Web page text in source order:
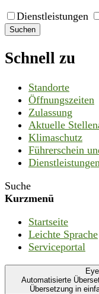
Dienstleistungen
Suchen
Schnell zu
Standorte
Öffnungszeiten
Zulassung
Aktuelle
Klimaschutz
Führerschein
Suche
Kurzmenü
Startseite
Leichte Sprache
Serviceportal
Automatisierte
Übersetzung in